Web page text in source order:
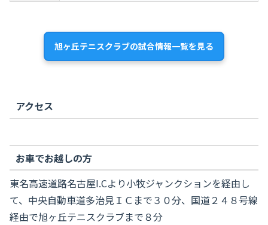
旭ヶ丘テニスクラブの試合情報一覧を見る
アクセス
お車でお越しの方
東名高速道路名古屋I.Cより小牧ジャンクションを経由し
て、中央自動車道多治見ＩＣまで３０分、国道２４８号線
経由で旭ヶ丘テニスクラブまで８分